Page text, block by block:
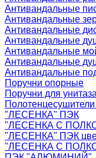
Антивандальные
Антивандальные
Антивандальные
Антивандальные
Антивандальные
Антивандальные
Антивандальные
Поручни опорные
Поручни для
Полотенцесушители
"ЛЕСЕНКА" ПЭК
"ЛЕСЕНКА С
"ЛЕСЕНКА" ПЭК
"ЛЕСЕНКА С